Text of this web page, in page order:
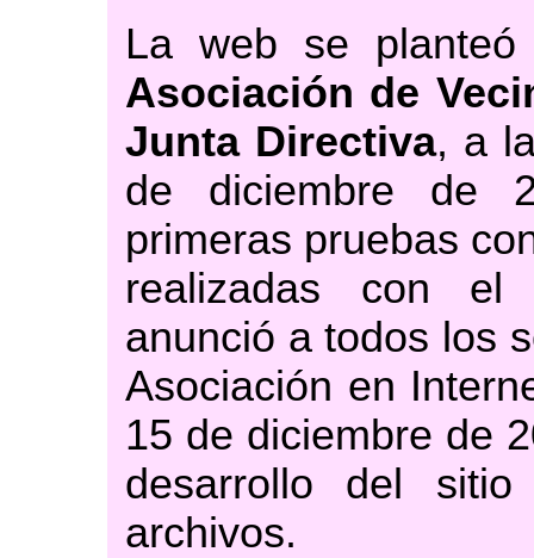
La web se
Asociación de
Junta Directiva, a
de diciembre de
primeras pruebas
realizadas con
anunció a todos los
Asociación en
15 de diciembre de
desarrollo del
archivos.